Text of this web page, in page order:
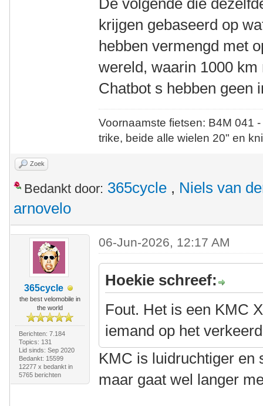
De volgende die
krijgen gebaseerd op
hebben vermengd met
wereld, waarin 1000
Chatbot s hebben geen
Voornaamste fietsen: B4M
trike, beide alle wielen 20" en
Zoek
Bedankt door: 365cycle , Niels van
arnovelo
365cycle
the best velomobile in
the world
Berichten: 7.184
Topics: 131
Lid sinds: Sep 2020
Bedankt: 15599
12277 x bedankt in
5765 berichten
06-Jun-2026, 12:17 AM
Hoekie schreef:
Fout. Het is een KMC
iemand op het
KMC is luidruchtiger en
maar gaat wel langer